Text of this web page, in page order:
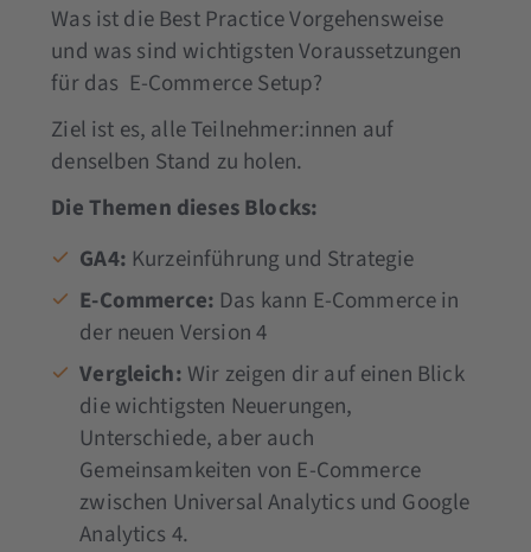
Was ist die Best Practice Vorgehensweise
und was sind wichtigsten Voraussetzungen
für das E-Commerce Setup?
Ziel ist es, alle Teilnehmer:innen auf
denselben Stand zu holen.
Die Themen dieses Blocks:
GA4: Kurzeinführung und Strategie
E-Commerce: Das kann E-Commerce in
der neuen Version 4
Vergleich:Wir zeigen dir auf einen Blick
die wichtigsten Neuerungen,
Unterschiede, aber auch
Gemeinsamkeiten von E-Commerce
zwischen Universal Analytics und Google
Analytics 4.